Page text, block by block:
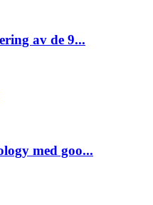
av de 9...
med goo...